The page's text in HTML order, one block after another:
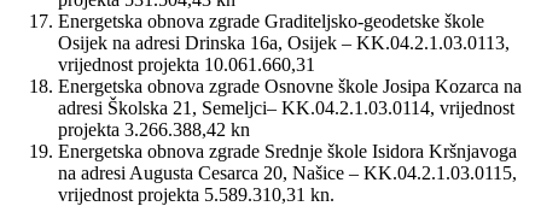
Energetska obnova zgrade Graditeljsko-geodetske škole
Osijek na adresi Drinska 16a, Osijek – KK.04.2.1.03.0113,
vrijednost projekta 10.061.660,31
Energetska obnova zgrade Osnovne škole Josipa Kozarca na
adresi Školska 21, Semeljci– KK.04.2.1.03.0114, vrijednost
projekta 3.266.388,42 kn
Energetska obnova zgrade Srednje škole Isidora Kršnjavoga
na adresi Augusta Cesarca 20, Našice – KK.04.2.1.03.0115,
vrijednost projekta 5.589.310,31 kn.